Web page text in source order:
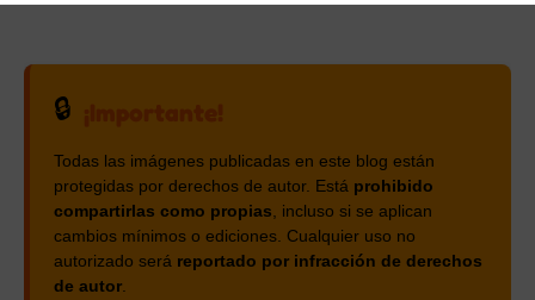
🔒
Todas las imágenes publicadas en este blog están
protegidas por derechos de autor. Está prohibido
compartirlas como propias , incluso si se aplican
cambios mínimos o ediciones. Cualquier uso no
autorizado será reportado por infracción de derechos
de autor